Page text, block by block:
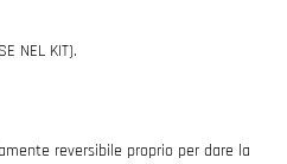
NEL KIT).
reversibile proprio per dare la